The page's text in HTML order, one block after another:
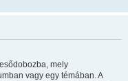
mely
vagy egy témában. A